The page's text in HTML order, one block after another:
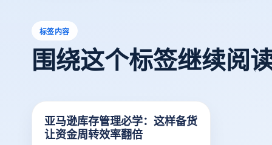
标签内容
围绕这个标签继续阅
亚马逊库存管理必学：这样备货
让资金周转效率翻倍